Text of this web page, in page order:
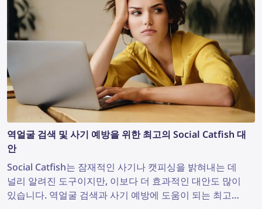
역얼굴 검색 및 사기 예방을 위한 최고의 Social Catfish 대
안
Social Catfish는 잠재적인 사기나 캣피싱을 밝혀내는 데
널리 알려진 도구이지만, 이보다 더 효과적인 대안도 많이
있습니다. 역얼굴 검색과 사기 예방에 도움이 되는 최고의